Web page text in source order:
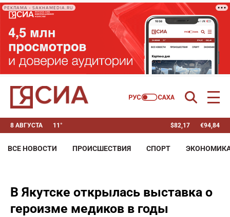
РЕКЛАМА • SAKHAMEDIA.RU
8 АВГУСТА 11° $82,17 €94,84
ВСЕ НОВОСТИ ПРОИСШЕСТВИЯ СПОРТ
В Якутске открылась выставка о
героизме медиков в годы